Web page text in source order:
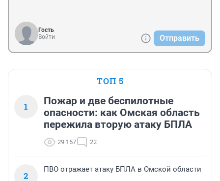
Гость
Войти
Отправить
ТОП 5
1
Пожар и две беспилотные
опасности: как Омская область
пережила вторую атаку БПЛА
29 157 22
2
ПВО отражает атаку БПЛА в Омской области